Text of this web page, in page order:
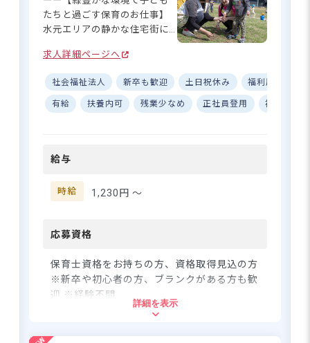
※新卒や初心者の方、ブランクがある方も大
歓迎！20代～50代まで幅広い年齢層の職員
が活躍しています。積極的にコミュニケーシ
ョンを取っているので、自分の意見が言いや
住所
駅」より徒歩15分
ける距離に公園もあります。
時給1,400円！1日6時間～、働き
たちと過ごす保育のお仕事】
水元エリアの静かな住宅街に
園」♪ 周辺には緑豊かな大き
な公園や児童公園が多数あ
り、のびのびとした環境で保
育ができます。JR常磐線「亀
ら、あなたの保育スキルを活
勤もOKなので、近隣にお住ま
いの方にもおすすめです☆ ー
に合わせて働ける職場です】 1
育児と両立したい方、ブラン
クがある方も安心して働けま
す♪ 時給1,230円～で、短時間
でもしっかり稼げるのが魅力
的◎ 残業なしの職場なので、
プライベートの時間も大切に
求人詳細ページへ
社会福祉法人 新卒も歓迎 土日祝休み 福利厚生充実
有給 扶養内可 残業少なめ 正社員登用 複数園あり
給与
時給 1,230円 〜
応募資格
保育士資格をお持ちの方、資格取得見込の方
※新卒や初心者の方、ブランクがある方も歓
迎 ※経験不問
詳細を表示